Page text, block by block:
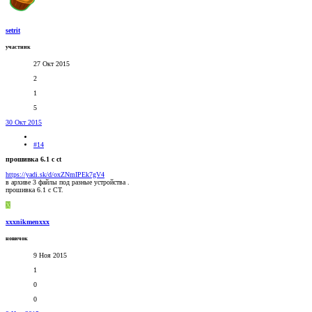
setrit
участник
27 Окт 2015
2
1
5
30 Окт 2015
#14
прошивка 6.1 с ct
https://yadi.sk/d/oxZNmIPEk7gV4
в архиве 3 файлы под разные устройства .
прошивка 6.1 с CT.
X
xxxnikmenxxx
новичок
9 Ноя 2015
1
0
0